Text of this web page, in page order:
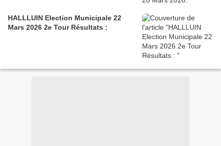
HALLLUIN Election Municipale 22
Mars 2026 2e Tour Résultats :